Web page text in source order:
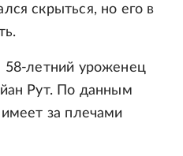
скрыться, но его в
58-летний уроженец
Рут. По данным
за плечами